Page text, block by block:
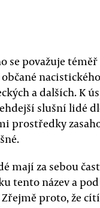
se považuje téměř
a dalších. K
slušní lidé
prostředky
mají za sebou
tento název a
Zřejmě proto, že